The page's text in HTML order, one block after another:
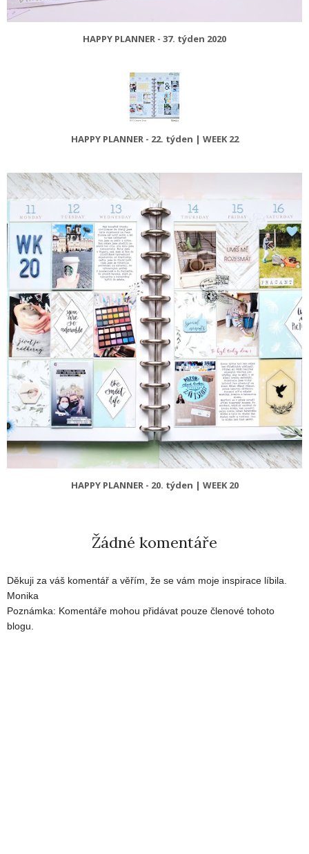
HAPPY PLANNER - 37. týden 2020
HAPPY PLANNER - 22. týden | WEEK 22
HAPPY PLANNER - 20. týden | WEEK 20
Žádné komentáře
Děkuji za váš komentář a věřím, že se vám moje inspirace líbila.
Monika
Poznámka: Komentáře mohou přidávat pouze členové tohoto
blogu.